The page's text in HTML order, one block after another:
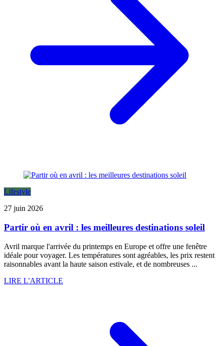
Lifestyle
27 juin 2026
Partir où en avril : les meilleures destinations soleil
Avril marque l'arrivée du printemps en Europe et offre une fenêtre
idéale pour voyager. Les températures sont agréables, les prix restent
raisonnables avant la haute saison estivale, et de nombreuses ...
LIRE L'ARTICLE